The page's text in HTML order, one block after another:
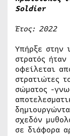
Soldier
Έτος: 2022
Υπήρξε στην
στρατός
οφείλεται
στρατιώτες
σώματος -
σχεδόν
σε διάφορα